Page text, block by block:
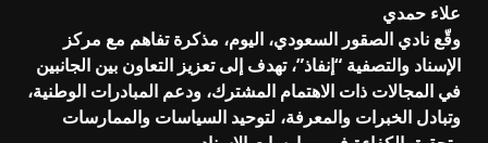
علاء حمدي
وقّع نادي الصقور السعودي، اليوم، مذكرة تفاهم مع مركز
الإسناد والتصفية “إنفاذ”، تهدف إلى تعزيز التعاون بين الجانبين
في المجالات ذات الاهتمام المشترك، ودعم المبادرات الوطنية،
وتبادل الخبرات والمعرفة، لتوحيد السياسات والممارسات